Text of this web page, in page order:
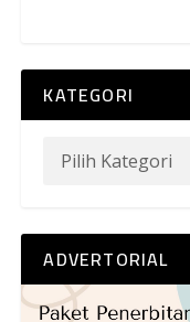
KATEGORI
ADVERTORIAL